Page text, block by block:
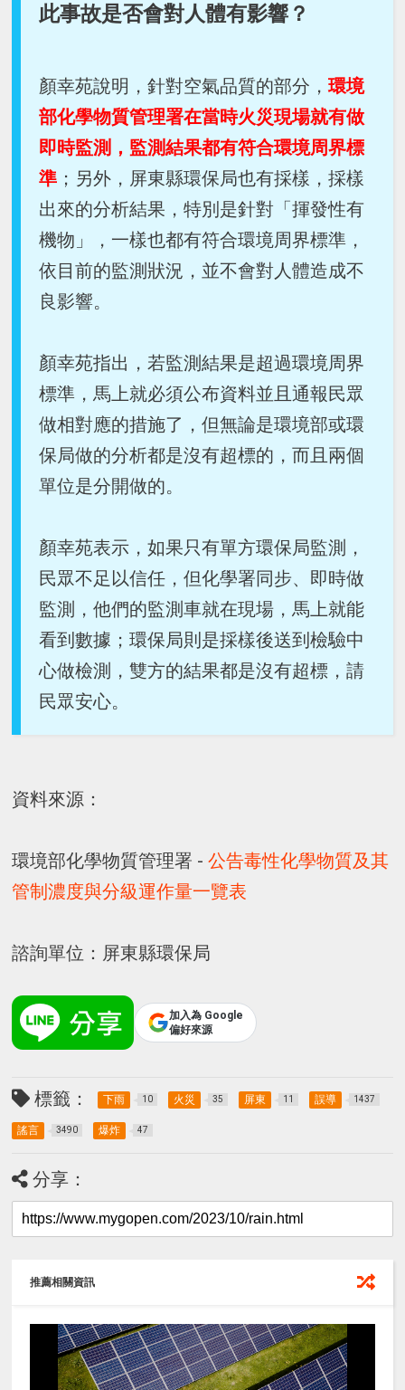
此事故是否會對人體有影響？
顏幸苑說明，針對空氣品質的部分，環境
部化學物質管理署在當時火災現場就有做
即時監測，監測結果都有符合環境周界標
準 ；另外，屏東縣環保局也有採樣，採樣
出來的分析結果，特別是針對「揮發性有
機物」，一樣也都有符合環境周界標準，
依目前的監測狀況，並不會對人體造成不
良影響。
顏幸苑指出，若監測結果是超過環境周界
標準，馬上就必須公布資料並且通報民眾
做相對應的措施了，但無論是環境部或環
保局做的分析都是沒有超標的，而且兩個
單位是分開做的。
顏幸苑表示，如果只有單方環保局監測，
民眾不足以信任，但化學署同步、即時做
監測，他們的監測車就在現場，馬上就能
看到數據；環保局則是採樣後送到檢驗中
心做檢測，雙方的結果都是沒有超標，請
民眾安心。
資料來源：
環境部化學物質管理署 -公告毒性化學物質及其
管制濃度與分級運作量一覽表
諮詢單位：屏東縣環保局
加入為 Google
偏好來源
標籤： 下雨 10 火災 35 屏東 11 誤導 1437
謠言 3490 爆炸 47
分享：
推薦相關資訊